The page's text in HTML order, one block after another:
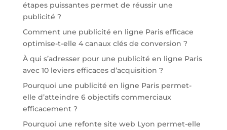
étapes puissantes permet de réussir une
publicité ?
Comment une publicité en ligne Paris efficace
optimise-t-elle 4 canaux clés de conversion ?
À qui s’adresser pour une publicité en ligne Paris
avec 10 leviers efficaces d’acquisition ?
Pourquoi une publicité en ligne Paris permet-
elle d’atteindre 6 objectifs commerciaux
efficacement ?
Pourquoi une refonte site web Lyon permet-elle